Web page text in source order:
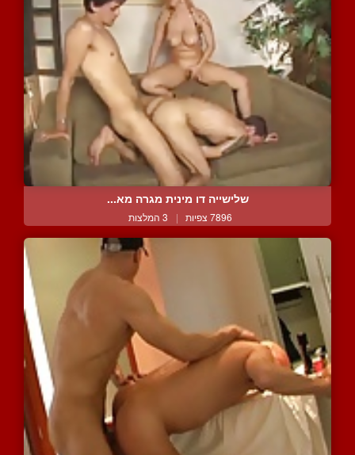
שלישייה דו מינית מגרה מא...
7896 צפיות | 3 המלצות